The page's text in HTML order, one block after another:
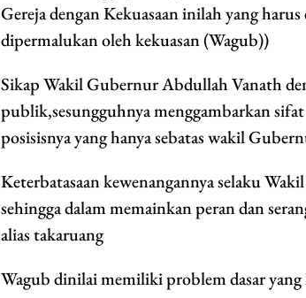
Gereja dengan Kekuasaan inilah yang
dipermalukan oleh kekuasan (Wagub))
Sikap Wakil Gubernur Abdullah Vanath
publik,sesungguhnya menggambarkan
posisisnya yang hanya sebatas wakil
Keterbatasaan kewenangannya selaku
sehingga dalam memainkan peran dan
alias takaruang
Wagub dinilai memiliki problem dasar